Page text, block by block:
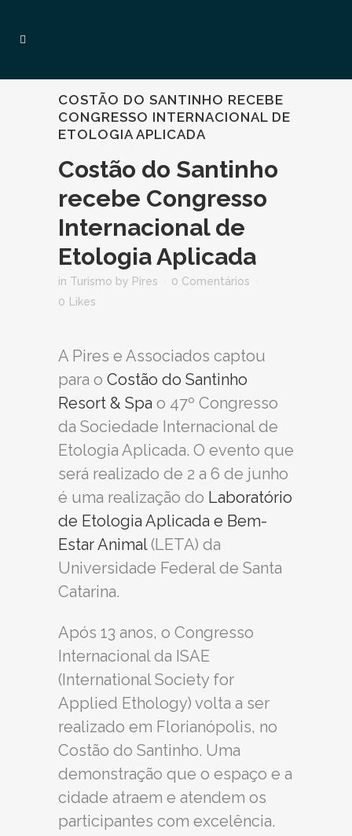
COSTÃO DO SANTINHO RECEBE
CONGRESSO INTERNACIONAL DE
ETOLOGIA APLICADA
Costão do Santinho
recebe Congresso
Internacional de
Etologia Aplicada
in Turismo by Pires
0 Comentários
0
Likes
A Pires e Associados captou
para o Costão do Santinho
Resort & Spa o 47º Congresso
da Sociedade Internacional de
Etologia Aplicada. O evento que
será realizado de 2 a 6 de junho
é uma realização do Laboratório
de Etologia Aplicada e Bem-
Estar Animal(LETA) da
Universidade Federal de Santa
Catarina.
Após 13 anos, o Congresso
Internacional da ISAE
(International Society for
Applied Ethology) volta a ser
realizado em Florianópolis, no
Costão do Santinho. Uma
demonstração que o espaço e a
cidade atraem e atendem os
participantes com excelência.